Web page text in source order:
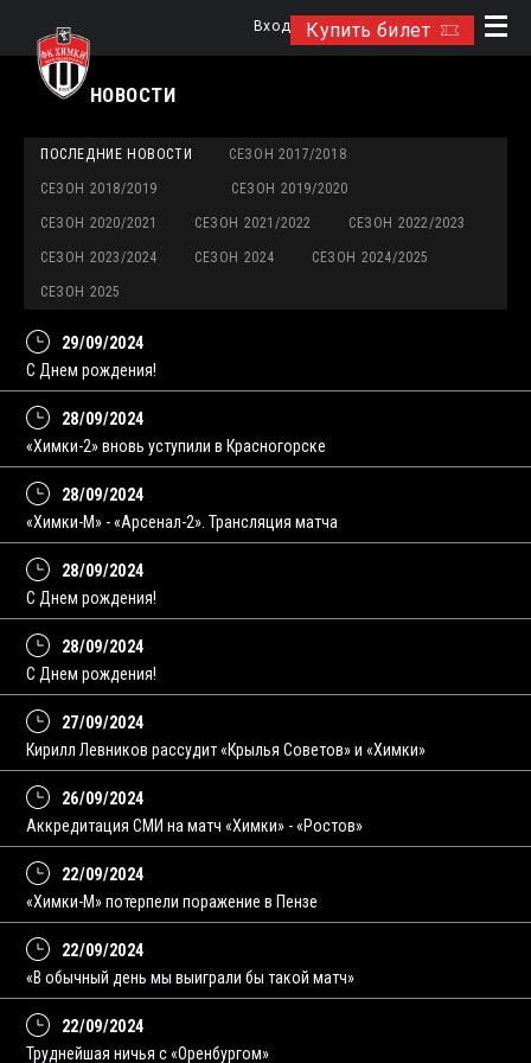
Купить билет
Вход
НОВОСТИ
ПОСЛЕДНИЕ НОВОСТИ СЕЗОН 2017/2018
СЕЗОН 2018/2019 СЕЗОН 2019/2020
СЕЗОН 2020/2021 СЕЗОН 2021/2022 СЕЗОН 2022/2023
СЕЗОН 2023/2024 СЕЗОН 2024 СЕЗОН 2024/2025
СЕЗОН 2025
29/09/2024
C Днем рождения!
28/09/2024
«Химки-2» вновь уступили в Красногорске
28/09/2024
«Химки-М» - «Арсенал-2». Трансляция матча
28/09/2024
С Днем рождения!
28/09/2024
С Днем рождения!
27/09/2024
Кирилл Левников рассудит «Крылья Советов» и «Химки»
26/09/2024
Аккредитация СМИ на матч «Химки» - «Ростов»
22/09/2024
«Химки-М» потерпели поражение в Пензе
22/09/2024
«В обычный день мы выиграли бы такой матч»
22/09/2024
Труднейшая ничья с «Оренбургом»